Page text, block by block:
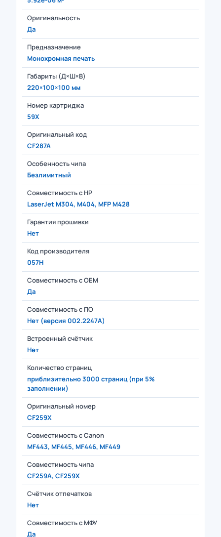
Оригинальность
Да
Предназначение
Монохромная печать
Габариты (Д×Ш×В)
220×100×100 мм
Номер картриджа
59X
Оригинальный код
CF287A
Особенность чипа
Безлимитный
Совместимость с HP
LaserJet M304, M404, MFP M428
Гарантия прошивки
Нет
Код производителя
057H
Совместимость с OEM
Да
Совместимость с ПО
Нет (версия 002.2247A)
Встроенный счётчик
Нет
Количество страниц
приблизительно 3000 страниц (при 5%
заполнении)
Оригинальный номер
CF259X
Совместимость с Canon
MF443, MF445, MF446, MF449
Совместимость чипа
CF259A, CF259X
Счётчик отпечатков
Нет
Совместимость с МФУ
Да